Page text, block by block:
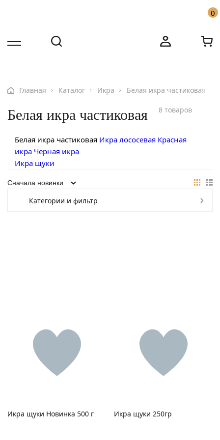
0
Главная Каталог Икра Белая икра частиковая
Белая икра частиковая 8 товаров
Белая икра частиковая Икра лососевая Красная
икра Черная икра
Икра щуки
Категории и фильтр
Икра щуки Новинка 500 г Икра щуки 250гр
Номер телефона
Номер телефона
Ваш вопрос
Нажимая на кнопку "Перезвоните мне", я даю согласие на